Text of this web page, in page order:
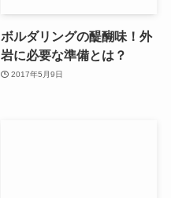
ボルダリングの醍醐味！外
岩に必要な準備とは？
2017年5月9日